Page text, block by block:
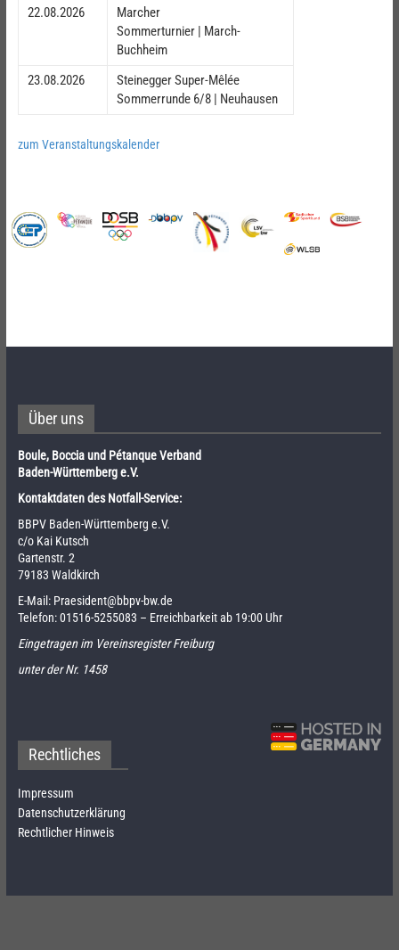
22.08.2026
Marcher
Sommerturnier | March-
Buchheim
23.08.2026
Steinegger Super-Mêlée
Sommerrunde 6/8 | Neuhausen
zum Veranstaltungskalender
Über uns
Boule, Boccia und Pétanque Verband
Baden-Württemberg e.V.
Kontaktdaten des Notfall-Service:
BBPV Baden-Württemberg e.V.
c/o Kai Kutsch
Gartenstr. 2
79183 Waldkirch
E-Mail: Praesident@bbpv-bw.de
Telefon:01516-5255083 – Erreichbarkeit ab 19:00 Uhr
Eingetragen im Vereinsregister Freiburg
unter der Nr. 1458
Rechtliches
Impressum
Datenschutzerklärung
Rechtlicher Hinweis